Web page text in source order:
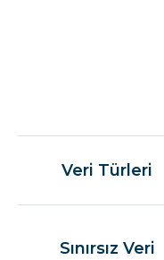
Veri Türleri
Sınırsız Veri